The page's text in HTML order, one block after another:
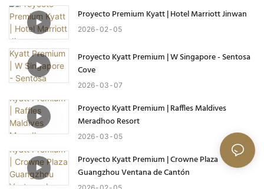
Proyecto Premium Kyatt | Hotel Marriott Jinwan
2026 02 05
Proyecto Kyatt Premium | W Singapore - Sentosa
Cove
2026 03 07
Proyecto Kyatt Premium | Raffles Maldives
Meradhoo Resort
2026 03 05
Proyecto Kyatt Premium | Crowne Plaza
Guangzhou Ventana de Cantón